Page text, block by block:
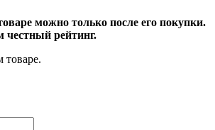
можно только после его покупки.
рейтинг.
товаре.